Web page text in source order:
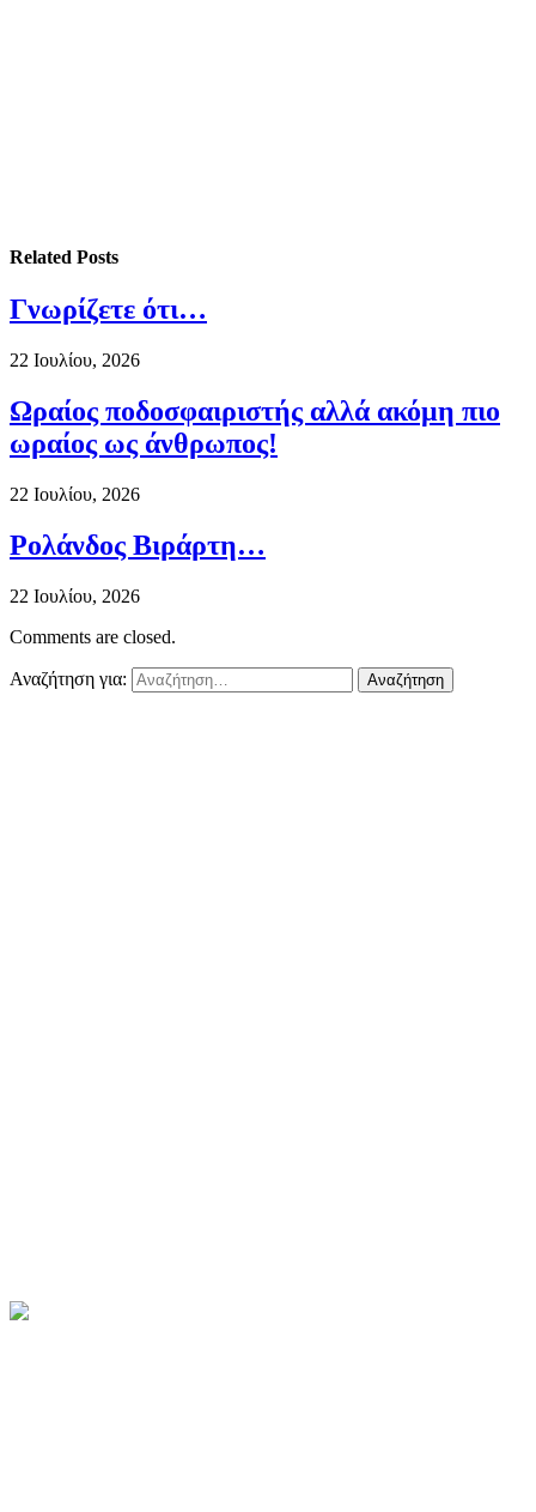
Related Posts
Γνωρίζετε ότι…
22 Ιουλίου, 2026
Ωραίος ποδοσφαιριστής αλλά ακόμη πιο
ωραίος ως άνθρωπος!
22 Ιουλίου, 2026
Ρολάνδος Βιράρτη…
22 Ιουλίου, 2026
Comments are closed.
Αναζήτηση για: